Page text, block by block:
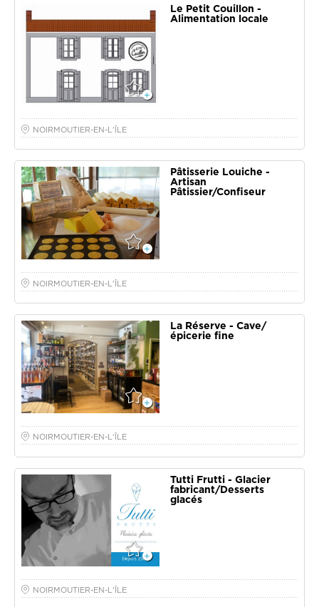
Le Petit Couillon -
Alimentation locale
NOIRMOUTIER-EN-L'ÎLE
Pâtisserie Louiche -
Artisan
Pâtissier/Confiseur
NOIRMOUTIER-EN-L'ÎLE
La Réserve - Cave/
épicerie fine
NOIRMOUTIER-EN-L'ÎLE
Tutti Frutti - Glacier
fabricant/Desserts
glacés
NOIRMOUTIER-EN-L'ÎLE